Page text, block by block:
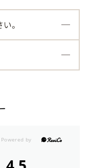
す。無理に髪をと
(Google I/O
ム
気穴から水が入る
。
。
たときはそのま
乾かしてくださ
の丸洗いは避け